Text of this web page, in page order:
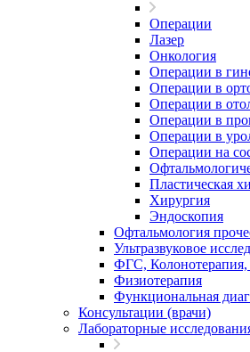
Операции
Лазер
Онкология
Операции в
Операции в
Операции в
Операции в
Операции в
Операции на
Пластическая
Хирургия
Эндоскопия
Офтальмология
Ультразвуковое
ФГС, Колонотерапия,
Физиотерапия
Функциональная
Консультации (врачи)
Лабораторные